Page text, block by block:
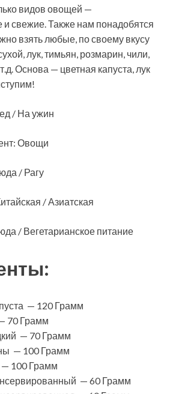
видов овощей —
свежие. Также нам понадобятся
взять любые, по своему вкусу
лук, тимьян, розмарин, чили,
Основа — цветная капуста, лук
/ На ужин
Овощи
/ Рагу
/ Азиатская
/ Вегетарианское питание
— 120 Грамм
70 Грамм
— 70 Грамм
— 100 Грамм
100 Грамм
— 60 Грамм